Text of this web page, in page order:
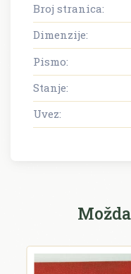
Broj stranica:
Dimenzije:
Pismo:
Stanje:
Uvez: